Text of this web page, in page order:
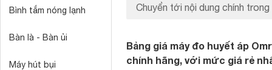
Bình tắm nóng lạnh
Bàn là - Bàn ủi
Máy hút bụi
Chuyển tới nội dung chính trong
Bảng giá máy đo huyết áp
chính hãng, với mức giá rẻ